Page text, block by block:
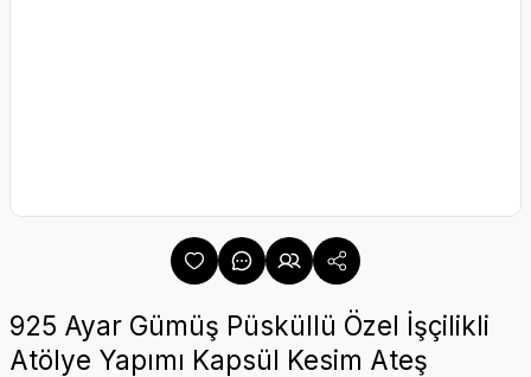
925 Ayar Gümüş Püsküllü Özel İşçilikli
Atölye Yapımı Kapsül Kesim Ateş